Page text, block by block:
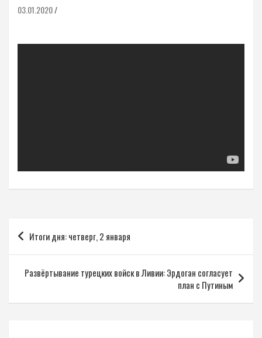
03.01.2020
Навигация
по
записям
Итоги дня: четверг, 2 января
Развёртывание турецких войск в Ливии: Эрдоган согласует
план с Путиным